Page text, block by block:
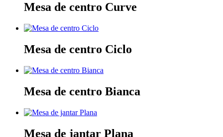
Mesa de centro Curve
Mesa de centro Ciclo
Mesa de centro Bianca
Mesa de jantar Plana